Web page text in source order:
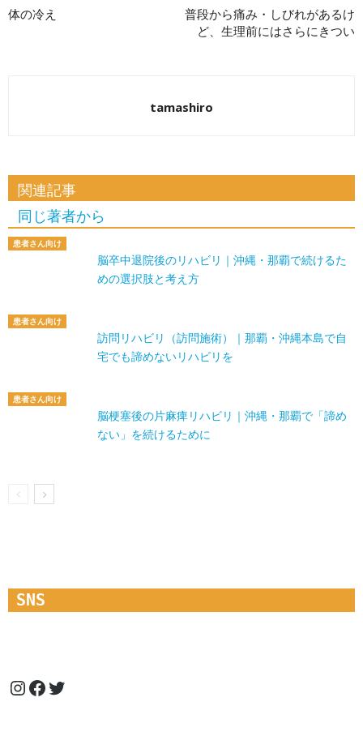
体の冷え
普段から痛み・しびれがあるけ
ど、生理前にはさらにきつい
tamashiro
関連記事
同じ著者から
患者さん向け
脳卒中退院後のリハビリ｜沖縄・那覇で続けるた
めの選択肢と考え方
患者さん向け
訪問リハビリ（訪問施術）｜那覇・沖縄本島で自
宅でも諦めないリハビリを
患者さん向け
脳梗塞後の片麻痺リハビリ｜沖縄・那覇で「諦め
ない」を続けるために
SNS
Instagram
Facebook
Twitter